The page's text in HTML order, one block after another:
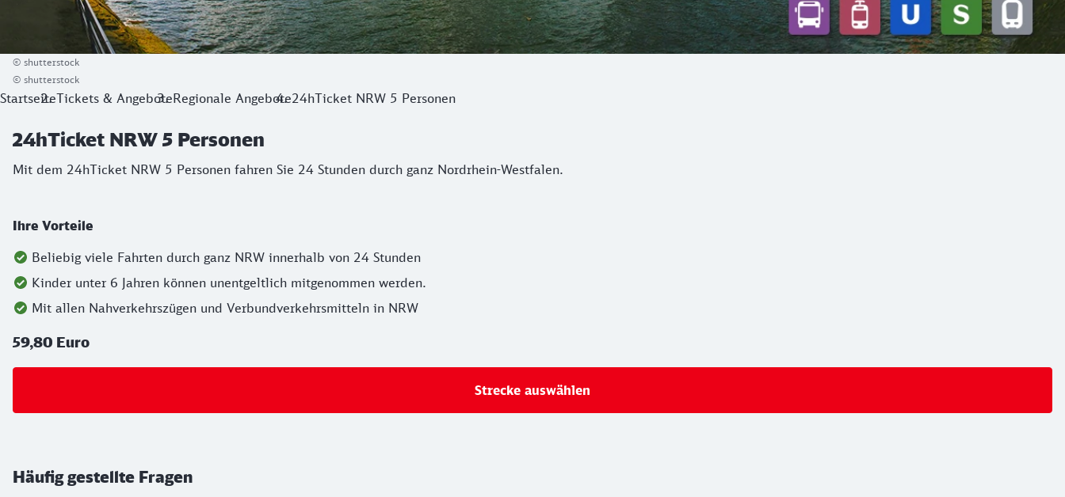
© shutterstock
© shutterstock
StartseiteTickets & AngeboteRegionale Angebote24hTicket NRW 5 Personen
24hTicket NRW 5 Personen
Mit dem 24hTicket NRW 5 Personen fahren Sie 24 Stunden durch ganz Nordrhein-Westfalen.
Ihre Vorteile
Beliebig viele Fahrten durch ganz NRW innerhalb von 24 Stunden
Kinder unter 6 Jahren können unentgeltlich mitgenommen werden.
Mit allen Nahverkehrszügen und Verbundverkehrsmitteln in NRW
59,80 Euro
Strecke auswählen
Häufig gestellte Fragen